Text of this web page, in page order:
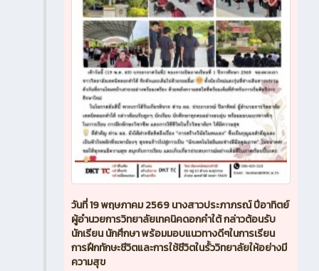
วันที่ 19 พฤษภาคม 2569 นางสาวประภาภรณ์ ปีอาทิตย์
ผู้อำนวยการวิทยาลัยเทคนิคดอกคำใต้ กล่าวต้อนรับ
นักเรียน นักศึกษา พร้อมมอบแนวทางดีๆในการเรียน
การฝึกทักษะชีวิตและการใช้ชีวิตในรั้ววิทยาลัยให้อย่างมี
ความสุข